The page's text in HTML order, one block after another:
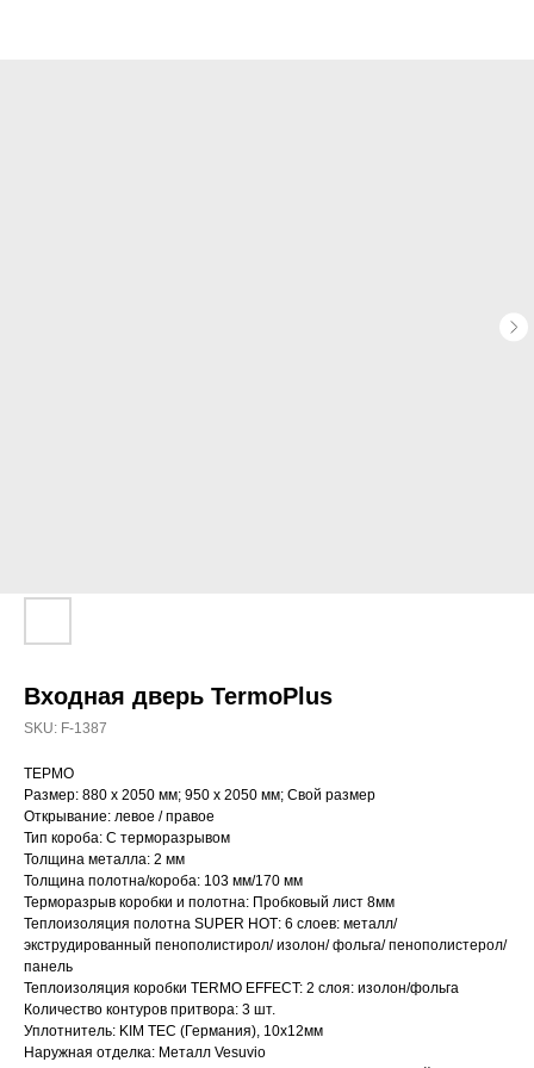
Входная дверь TermoPlus
SKU: F-1387
ТЕРМО
Размер: 880 х 2050 мм; 950 х 2050 мм; Свой размер
Открывание: левое / правое
Тип короба: С терморазрывом
Толщина металла: 2 мм
Толщина полотна/короба: 103 мм/170 мм
Терморазрыв коробки и полотна: Пробковый лист 8мм
Теплоизоляция полотна SUPER НОТ: 6 слоев: металл/
экструдированный пенополистирол/ изолон/ фольга/ пенополистерол/
панель
Теплоизоляция коробки TERMO EFFECT: 2 слоя: изолон/фольга
Количество контуров притвора: 3 шт.
Уплотнитель: KIM ТЕС (Германия), 10x12мм
Наружная отделка: Металл Vesuvio